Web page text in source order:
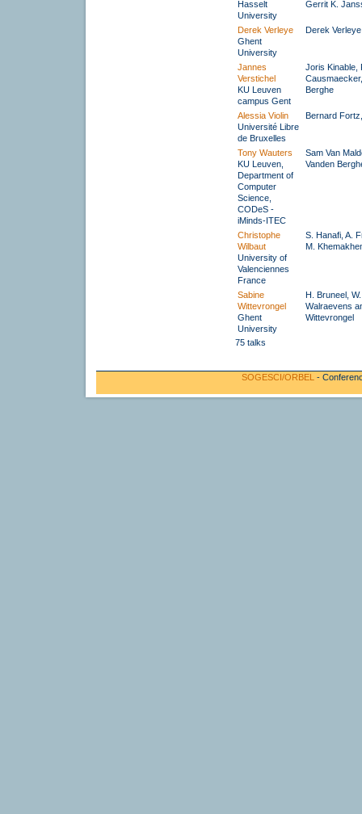
Hasselt
University
Gerrit K.
Derek Verleye
Ghent
University
Derek Verleye
Jannes
Verstichel
KU Leuven
campus Gent
Joris Kinable,
Berghe
Alessia Violin
Université Libre
de Bruxelles
Bernard
Tony Wauters
KU Leuven,
Department of
Computer
Science,
CODeS -
iMinds-ITEC
Sam Van
Vanden
Christophe
Wilbaut
University of
Valenciennes
France
S. Hanafi, A.
M.
Sabine
Wittevrongel
Ghent
University
H. Bruneel,
Walraevens
Wittevrongel
75 talks
SOGESCI/ORBEL -